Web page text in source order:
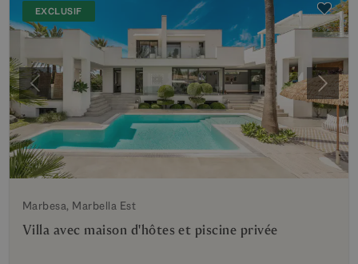
EXCLUSIF
Précédent
Marbesa, Marbella Est
Villa avec maison d'hôtes et piscine privée